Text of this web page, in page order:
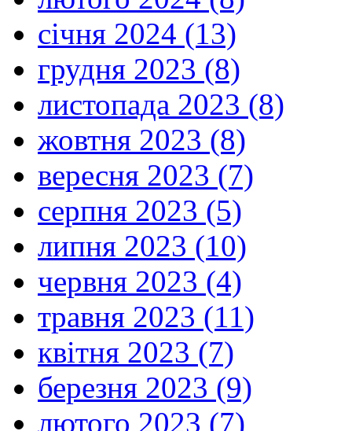
січня 2024 (13)
грудня 2023 (8)
листопада 2023 (8)
жовтня 2023 (8)
вересня 2023 (7)
серпня 2023 (5)
липня 2023 (10)
червня 2023 (4)
травня 2023 (11)
квітня 2023 (7)
березня 2023 (9)
лютого 2023 (7)